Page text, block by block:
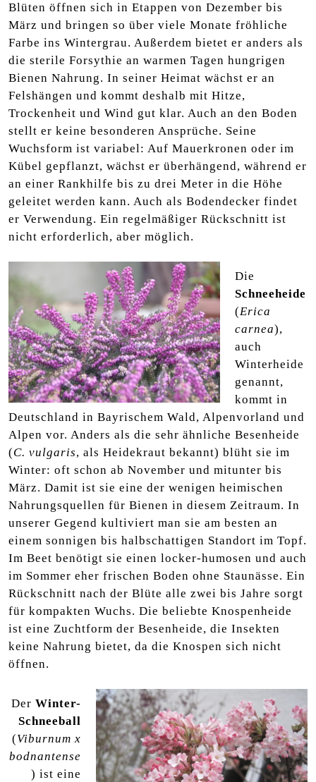
Blüten öffnen sich in Etappen von Dezember bis
März und bringen so über viele Monate fröhliche
Farbe ins Wintergrau. Außerdem bietet er anders als
die sterile Forsythie an warmen Tagen hungrigen
Bienen Nahrung. In seiner Heimat wächst er an
Felshängen und kommt deshalb mit Hitze,
Trockenheit und Wind gut klar. Auch an den Boden
stellt er keine besonderen Ansprüche. Seine
Wuchsform ist variabel: Auf Mauerkronen oder im
Kübel gepflanzt, wächst er überhängend, während er
an einer Rankhilfe bis zu drei Meter in die Höhe
geleitet werden kann. Auch als Bodendecker findet
er Verwendung. Ein regelmäßiger Rückschnitt ist
nicht erforderlich, aber möglich.
Die
Schneeheide
(Erica
carnea),
auch
Winterheide
genannt,
kommt in
Deutschland in Bayrischem Wald, Alpenvorland und
Alpen vor. Anders als die sehr ähnliche Besenheide
(C. vulgaris, als Heidekraut bekannt) blüht sie im
Winter: oft schon ab November und mitunter bis
März. Damit ist sie eine der wenigen heimischen
Nahrungsquellen für Bienen in diesem Zeitraum. In
unserer Gegend kultiviert man sie am besten an
einem sonnigen bis halbschattigen Standort im Topf.
Im Beet benötigt sie einen locker-humosen und auch
im Sommer eher frischen Boden ohne Staunässe. Ein
Rückschnitt nach der Blüte alle zwei bis Jahre sorgt
für kompakten Wuchs. Die beliebte Knospenheide
ist eine Zuchtform der Besenheide, die Insekten
keine Nahrung bietet, da die Knospen sich nicht
öffnen.
Der Winter-
Schneeball
(Viburnum x
bodnantense
) ist eine